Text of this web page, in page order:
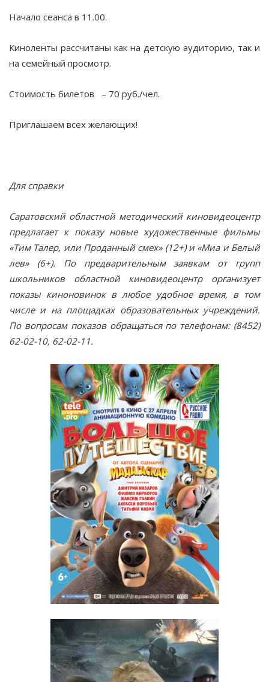
Начало сеанса в 11.00.
Киноленты рассчитаны как на детскую аудиторию, так и
на семейный просмотр.
Стоимость билетов – 70 руб./чел.
Приглашаем всех желающих!
Для справки
Саратовский областной методический киновидеоцентр
предлагает к показу новые художественные фильмы
«Тим Талер, или Проданный смех» (12+) и «Миа и Белый
лев» (6+). По предварительным заявкам от групп
школьников областной киновидеоцентр организует
показы киноновинок в любое удобное время, в том
числе и на площадках образовательных учреждений.
По вопросам показов обращаться по телефонам: (8452)
62-02-10, 62-02-11.